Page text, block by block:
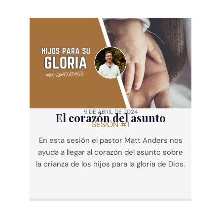
5 DE ABRIL DE 2024
El corazón del asunto
SESIÓN #1
En esta sesión el pastor Matt Anders nos
ayuda a llegar al corazón del asunto sobre
la crianza de los hijos para la gloria de Dios.